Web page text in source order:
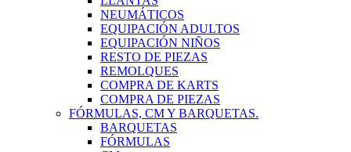
NEUMÁTICOS
EQUIPACIÓN ADULTOS
EQUIPACIÓN NIÑOS
RESTO DE PIEZAS
REMOLQUES
COMPRA DE KARTS
COMPRA DE PIEZAS
FÓRMULAS, CM Y BARQUETAS.
BARQUETAS
FÓRMULAS